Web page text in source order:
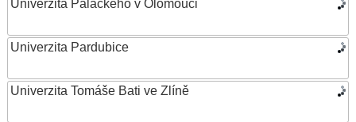
Univerzita Palackého v Olomouci
Univerzita Pardubice
Univerzita Tomáše Bati ve Zlíně